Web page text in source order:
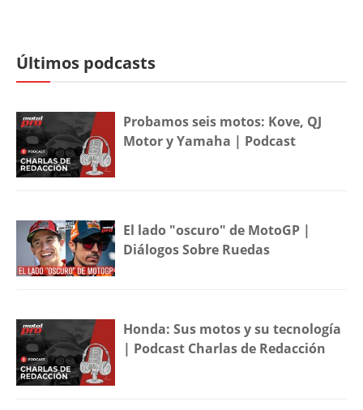
Últimos podcasts
Probamos seis motos: Kove, QJ
Motor y Yamaha | Podcast
El lado "oscuro" de MotoGP |
Diálogos Sobre Ruedas
Honda: Sus motos y su tecnología
| Podcast Charlas de Redacción